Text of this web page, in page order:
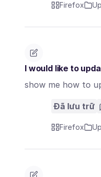
Firefox
I would like to
show me how to
Đã lưu trữ
Firefox